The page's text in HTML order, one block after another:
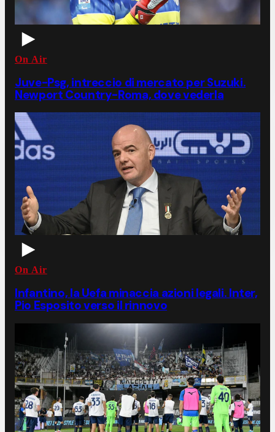
On Air
Juve-Psg, intreccio di mercato per Suzuki.
Newport Country-Roma, dove vederla
On Air
Infantino, la Uefa minaccia azioni legali. Inter,
Pio Esposito verso il rinnovo